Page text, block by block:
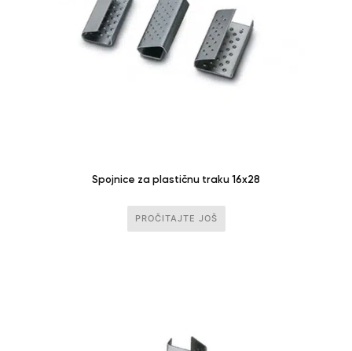
Spojnice za plastičnu traku 16x28
PROČITAJTE JOŠ